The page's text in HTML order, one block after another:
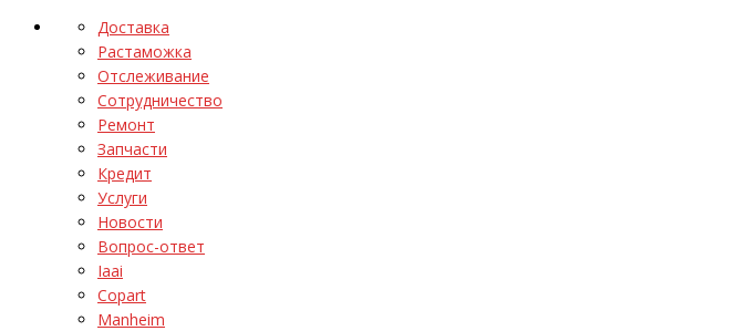
Доставка
Растаможка
Отслеживание
Сотрудничество
Ремонт
Запчасти
Кредит
Услуги
Новости
Вопрос-ответ
Iaai
Copart
Manheim